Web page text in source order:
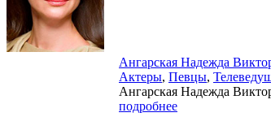
Ангарская Надежда
Актеры, Певцы,
Ангарская Надежда
подробнее